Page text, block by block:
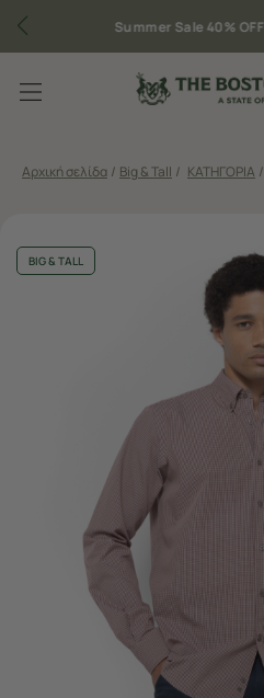
Δωρεάν μεταφορικά για
Αρχική σελίδα / Big & Tall / ΚΑΤΗΓΟΡΙΑ /
BIG & TALL